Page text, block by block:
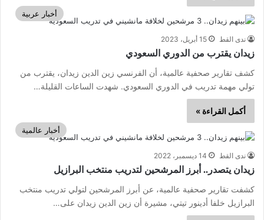
أخبار عربية
ندى القط 15 أبريل، 2023
زيدان يقترب من الدوري السعودي
كشف تقارير صحفية عالمية، أن الفرنسي زين الدين زيدان، يقترب من
تولي مهمة تدريب في الدوري السعودي. شهدت الساعات القليلة…
أكمل القراءة »
أخبار عالمية
ندى القط 14 ديسمبر، 2022
زيدان يتصدر.. أبرز المرشحين لتدريب منتخب البرازيل
كشفت تقارير صحفية عالمية، عن أبرز المرشحين لتولي تدريب منتخب
البرازيل خلفا أدينور تيتي، مشيرة أن زين الدين زيدان على…